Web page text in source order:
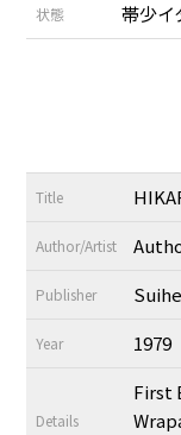
状態 帯少
Title
Author/Artist
Publisher
Year 1979
Details
First